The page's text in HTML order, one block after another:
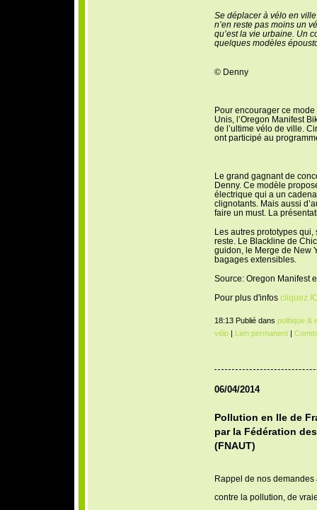
Se déplacer à vélo en
n’en reste pas moins un
qu’est la vie urbaine. Un
quelques modèles
© Denny
Pour encourager ce
Unis, l’Oregon Manifest
de l’ultime vélo de ville.
ont participé au
Le grand gagnant de
Denny. Ce modèle
électrique qui a un
clignotants. Mais aussi
faire un must. La
Les autres prototypes qui,
reste. Le Blackline de
guidon, le Merge de New
bagages extensibles.
Source: Oregon Manifest
Pour plus d'infos cliquez
18:13 Publié dans politique &
vélo| Lien permanent|
06/04/2014
Pollution en Ile de
par la Fédération
(FNAUT)
Rappel de nos demandes
contre la pollution, de